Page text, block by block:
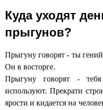
Куда уходят
прыгунов?
Прыгуну говорят - ты
Он в восторге.
Прыгуну говорят -
используют. Прекрати
ярости и кидается на